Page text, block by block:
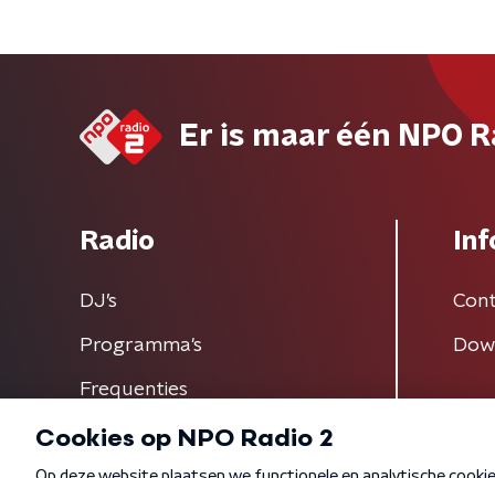
Er is maar één NPO
Radio
DJ’s
Programma's
Frequenties